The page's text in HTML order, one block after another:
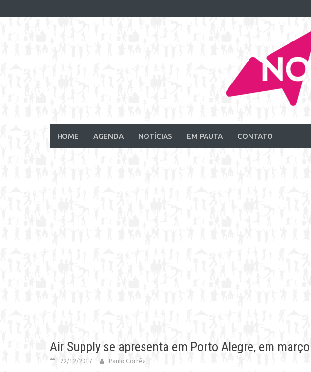
to
HOME AGENDA NOTÍCIAS EM PAUTA CONTATO
Air Supply se apresenta em Porto Alegre, em março
22/12/2017 Paulo Corrêa